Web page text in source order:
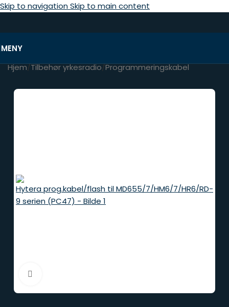
Skip to navigationSkip to main content
MENY
Hjem/Tilbehør yrkesradio/Programmeringskabel